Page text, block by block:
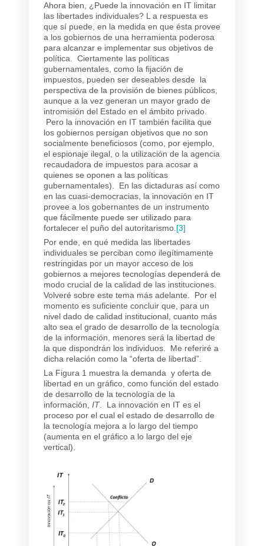
Ahora bien, ¿Puede la innovación en IT limitar
las libertades individuales? L a respuesta es
que sí puede, en la medida en que ésta provee
a los gobiernos de una herramienta poderosa
para alcanzar e implementar sus objetivos de
política. Ciertamente las políticas
gubernamentales, como la fijación de
impuestos, pueden ser deseables desde la
perspectiva de la provisión de bienes públicos,
aunque a la vez generan un mayor grado de
intromisión del Estado en el ámbito privado.
Pero la innovación en IT también facilita que
los gobiernos persigan objetivos que no son
socialmente beneficiosos (como, por ejemplo,
el espionaje ilegal, o la utilización de la agencia
recaudadora de impuestos para acosar a
quienes se oponen a las políticas
gubernamentales). En las dictaduras así como
en las cuasi-democracias, la innovación en IT
provee a los gobernantes de un instrumento
que fácilmente puede ser utilizado para
fortalecer el puño del autoritarismo.[3]
Por ende, en qué medida las libertades
individuales se perciban como ilegítimamente
restringidas por un mayor acceso de los
gobiernos a mejores tecnologías dependerá de
modo crucial de la calidad de las instituciones.
Volveré sobre este tema más adelante. Por el
momento es suficiente concluir que, para un
nivel dado de calidad institucional, cuanto más
alto sea el grado de desarrollo de la tecnología
de la información, menores será la libertad de
la que dispondrán los individuos. Me referiré a
dicha relación como la “oferta de libertad”.
La Figura 1 muestra la demanda y oferta de
libertad en un gráfico, como función del estado
de desarrollo de la tecnología de la
información, IT. La innovación en IT es el
proceso por el cual el estado de desarrollo de
la tecnología mejora a lo largo del tiempo
(aumenta en el gráfico a lo largo del eje
vertical).